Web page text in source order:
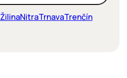
ŽilinaNitraTrnavaTrenčín